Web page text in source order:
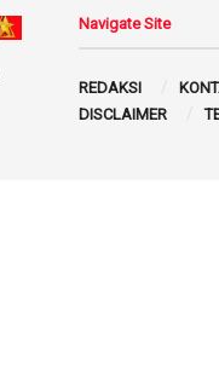
Navigate Site
REDAKSI
DISCLAIMER